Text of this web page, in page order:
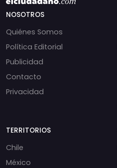
NOSOTROS
Quiénes Somos
Política Editorial
Publicidad
Contacto
Privacidad
TERRITORIOS
Chile
México